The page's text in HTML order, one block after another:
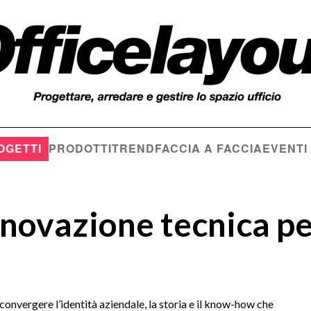
PRODOTTITRENDFACCIA A FACCIAEVENTI
tecnica
l’identità aziendale, la storia e il know-how che